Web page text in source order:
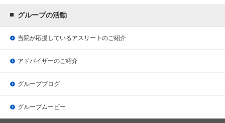
グループの活動
当院が応援しているアスリートのご紹介
アドバイザーのご紹介
グループブログ
グループムービー